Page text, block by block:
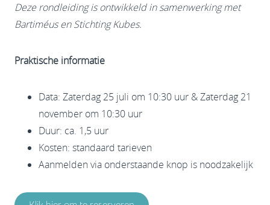
Deze rondleiding is ontwikkeld in samenwerking met
Bartiméus en Stichting Kubes.
Praktische informatie
Data: Zaterdag 25 juli om 10:30 uur & Zaterdag 21
november om 10:30 uur
Duur: ca. 1,5 uur
Kosten: standaard tarieven
Aanmelden via onderstaande knop is noodzakelijk